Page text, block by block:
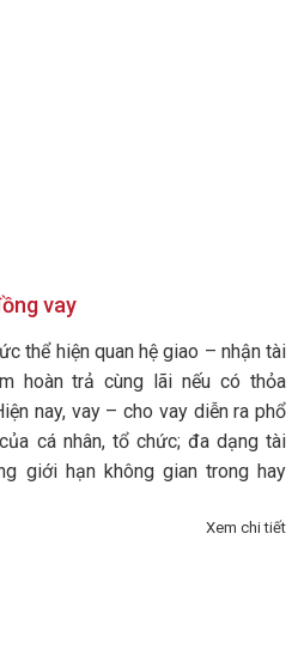
vay
thể hiện quan hệ giao – nhận tài
hoàn trả cùng lãi nếu có thỏa
nay, vay – cho vay diễn ra phổ
cá nhân, tổ chức; đa dạng tài
giới hạn không gian trong hay
Xem chi tiết